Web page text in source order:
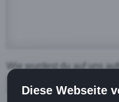
Wie wurdest du auf uns
Diese Webseite